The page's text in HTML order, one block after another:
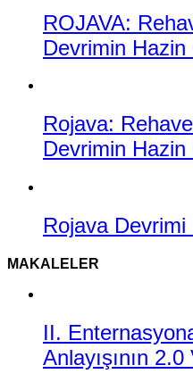
ROJAVA:
Devrimin
Rojava:
Devrimin
Rojava Devrimi
MAKALELER
II.
Anlayışının